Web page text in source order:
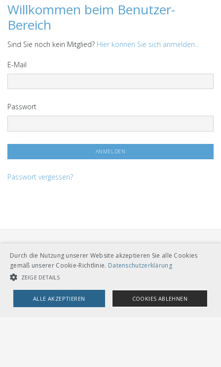
Willkommen beim Benutzer-
Bereich
Sind Sie noch kein Mitglied? Hier können Sie sich anmelden...
E-Mail
Passwort
Passwort vergessen?
VERBAND ÖFFENTLICHER VERKEHR
Dählhölzliweg 12
CH-3005 Bern
Durch die Nutzung unserer Website akzeptieren Sie alle Cookies
gemäß unserer Cookie-Richtlinie. Datenschutzerklärung
ZEIGE DETAILS
ALLE AKZEPTIEREN COOKIES ABLEHNEN